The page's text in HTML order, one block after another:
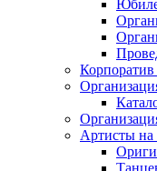
Артисты на